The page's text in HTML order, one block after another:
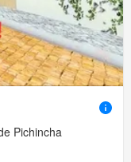
Pichincha